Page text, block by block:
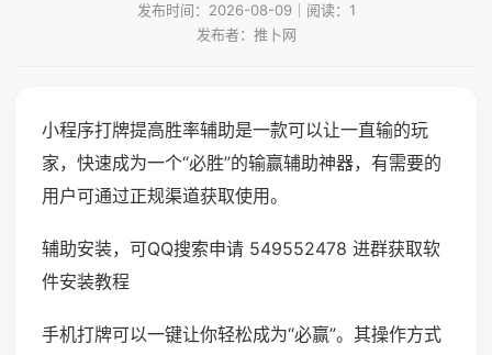
发布时间：2026-08-09｜阅读：1
发布者：推卜网
小程序打牌提高胜率辅助是一款可以让一直输的玩
家，快速成为一个“必胜”的输赢辅助神器，有需要的
用户可通过正规渠道获取使用。
辅助安装，可QQ搜索申请 549552478 进群获取软
件安装教程
手机打牌可以一键让你轻松成为“必赢”。其操作方式